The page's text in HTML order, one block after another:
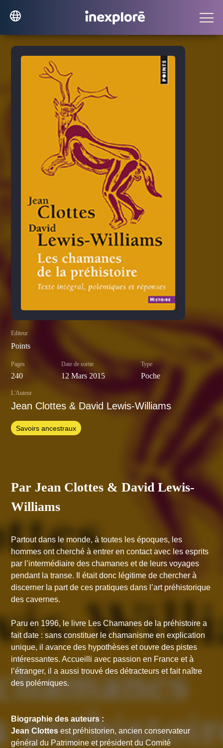
Editeur
Points
Pages
240
Date de sortie
12 Mars 2015
Type
Poche
L'Auteur
Jean Clottes & David Lewis-Williams
Savoirs ancestraux
Par Jean Clottes & David Lewis-
Williams
Partout dans le monde, à toutes les époques, les
hommes ont cherché à entrer en contact avec les esprits
par l’intermédiaire des chamanes et de leurs voyages
pendant la transe. Il était donc légitime de chercher à
discerner la part de ces pratiques dans l’art préhistorique
des cavernes.
Paru en 1996, le livre Les Chamanes de la préhistoire a
fait date : sans constituer le chamanisme en explication
unique, il avance des hypothèses et ouvre des pistes
intéressantes. Accueilli avec passion en France et à
l’étranger, il a aussi trouvé des détracteurs et fait naître
des polémiques.
Biographie des auteurs :
Jean Clottes est préhistorien, ancien conservateur
général du Patrimoine et président du Comité